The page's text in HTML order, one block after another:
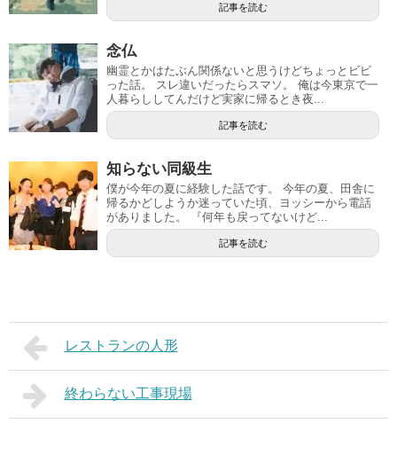
記事を読む
念仏
幽霊とかはたぶん関係ないと思うけどちょっとビビ
った話。 スレ違いだったらスマソ。 俺は今東京で一
人暮らししてんだけど実家に帰るとき夜...
記事を読む
知らない同級生
僕が今年の夏に経験した話です。 今年の夏、田舎に
帰るかどしようか迷っていた頃、ヨッシーから電話
がありました。 『何年も戻ってないけど...
記事を読む
レストランの人形
終わらない工事現場